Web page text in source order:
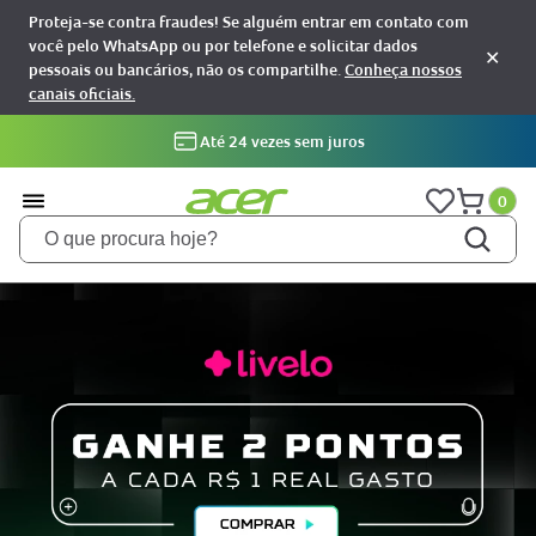
Proteja-se contra fraudes! Se alguém entrar em contato com
você pelo WhatsApp ou por telefone e solicitar dados
pessoais ou bancários, não os compartilhe. Conheça nossos
canais oficiais.
✕
Desc 5% à vista no Pix ou cartão
0
O que procura hoje?
TERMOS MAIS BUSCADOS
aspire 5
nitro 5
predator
nitro v15